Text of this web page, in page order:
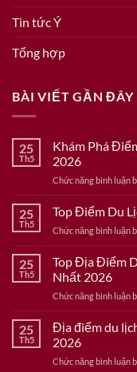
Tin tức Ý
Tổng hợp
BÀI VIẾT GẦN ĐÂY
25
Th5
Khám Phá
2026
Chức năng bình luận
25
Th5
Top Điểm Du
Chức năng bình luận
25
Th5
Top Địa Điểm
Nhất 2026
Chức năng bình luận
25
Th5
Địa điểm du
2026
Chức năng bình luận